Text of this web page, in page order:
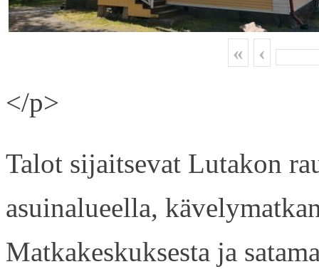
« ‹
</p>
Talot sijaitsevat Lutakon
asuinalueella,
Matkakeskuksesta ja